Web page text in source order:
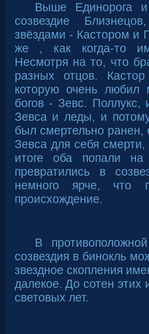
Выше Единорога
созвездие
звёздами - Кастором и
же , как когда-то
Несмотря на то, что
разных отцов.
которую очень любил
богов - Зевс.
Зевса и леды, и
был смертельно ранен,
Зевса для себя
итоге оба попали
превратились в
немного ярче, что
происхождение.
В
созвездия в бинокль
звездное скопления
далекое. До сотен этих
световых лет.